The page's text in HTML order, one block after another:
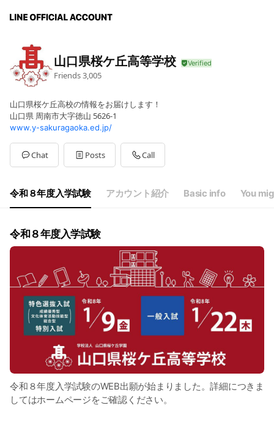
山口県桜ケ丘高等学校
Friends3,005
山口県桜ケ丘高校の情報をお届けします！
山口県 周南市大字徳山 5626-1
www.y-sakuragaoka.ed.jp/
Chat Posts Call
令和８年度入学試験 アカウント紹介 Basic info You
令和８年度入学試験
令和８年度入学試験のWEB出願が始まりました。詳細につきま
してはホームページをご確認ください。